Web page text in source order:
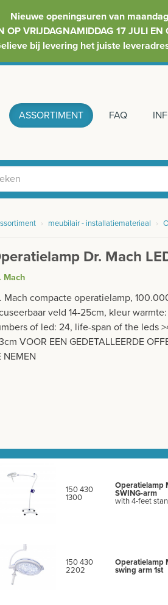
Nieuwe openingsuren van
OP VRIJDAGNAMIDDAG 17 JULI
bij levering het juiste
ASSORTIMENT FAQ
› meubilair - installatiemateriaal ›
Dr. Mach
Mach
Mach compacte operatielamp,
veld 14-25cm, kleur
of led: 24, life-span of the leds
VOOR EEN GEDETALLEERDE
NEMEN
150 430
1300
Operatielamp
SWING-arm
with 4-feet
150 430
2202
Operatielamp
swing arm 1st